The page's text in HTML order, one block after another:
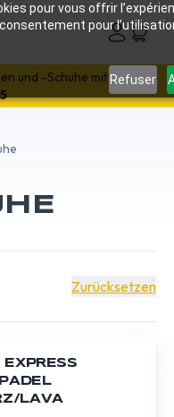
pour vous offrir
pour
Refuser
und -Schuhe mit dem:
erste Bestellungmit
EXPRESS
LAVA
Zurücksetzen